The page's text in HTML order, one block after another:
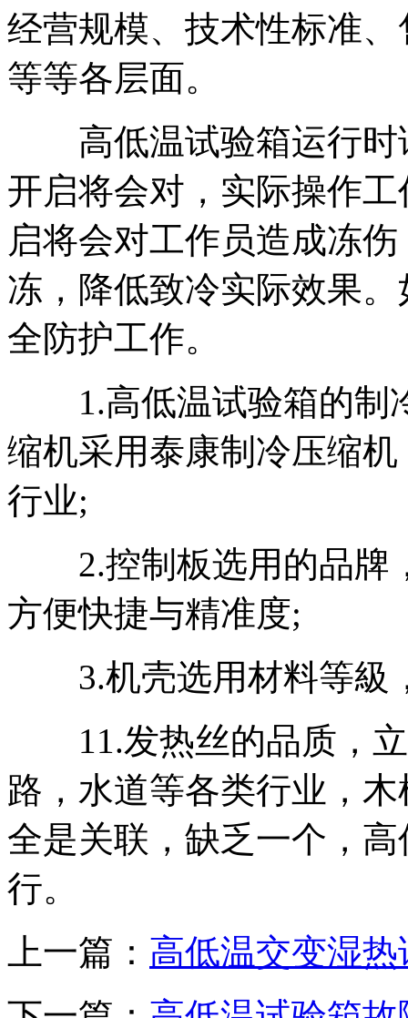
经营规模、技术性标准
等等各层面。
高低温试验箱运行时
开启将会对，实际操作
启将会对工作员造成冻
冻，降低致冷实际效果
全防护工作。
1.高低温试验箱的制
缩机采用泰康制冷压缩
行业;
2.控制板选用的品牌
方便快捷与精准度;
3.机壳选用材料等級
11.发热丝的品质，立
路，水道等各类行业，
全是关联，缺乏一个，
行。
上一篇： 高低温交变湿